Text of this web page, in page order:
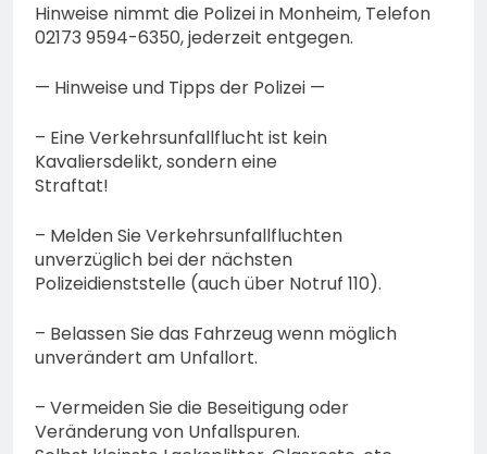
Hinweise nimmt die Polizei in Monheim, Telefon
02173 9594-6350, jederzeit entgegen.
— Hinweise und Tipps der Polizei —
– Eine Verkehrsunfallflucht ist kein
Kavaliersdelikt, sondern eine
Straftat!
– Melden Sie Verkehrsunfallfluchten
unverzüglich bei der nächsten
Polizeidienststelle (auch über Notruf 110).
– Belassen Sie das Fahrzeug wenn möglich
unverändert am Unfallort.
– Vermeiden Sie die Beseitigung oder
Veränderung von Unfallspuren.